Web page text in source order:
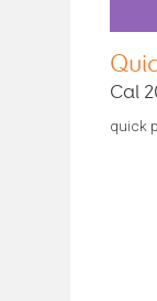
Cal
quick